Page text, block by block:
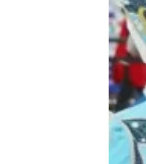
Реестр туристических
агентств Алтайского края
Обращения граждан
Противодействие коррупции